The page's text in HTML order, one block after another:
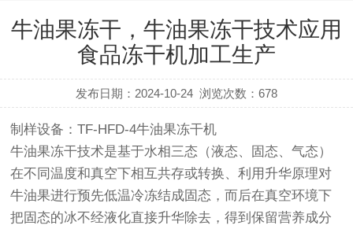
牛油果冻干，牛油果冻干技术应用
食品冻干机加工生产
发布日期：2024-10-24 浏览次数：678
制样设备：TF- HFD-4牛油果冻干机
牛油果冻干技术是基于水相三态（液态、固态、气态）
在不同温度和真空下相互共存或转换、利用升华原理对
牛油果进行预先低温冷冻结成固态，而后在真空环境下
把固态的冰不经液化直接升华除去，得到保留营养成分